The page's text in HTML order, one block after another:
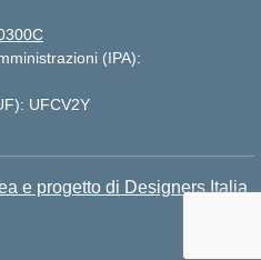
(IPA):
UFCV2Y
e progetto di Designers Italia